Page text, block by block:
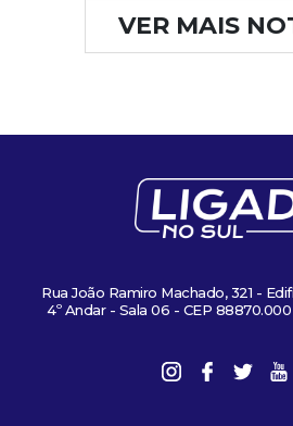
VER MAIS
Rua João Ramiro Machado, 321 -
4º Andar - Sala 06 - CEP